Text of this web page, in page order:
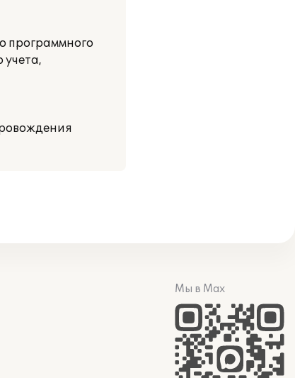
программного
учета,
Мы в Max